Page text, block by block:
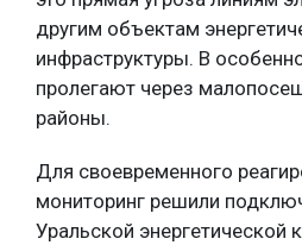
другим объектам
инфраструктуры. В
пролегают через
районы.
Для своевременного
мониторинг решили
Уральской